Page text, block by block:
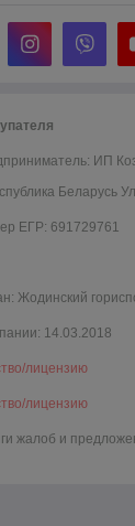
ИП
Беларусь
ЕГР: 691729761
Жодинский
14.03.2018
лицензию
лицензию
жалоб и